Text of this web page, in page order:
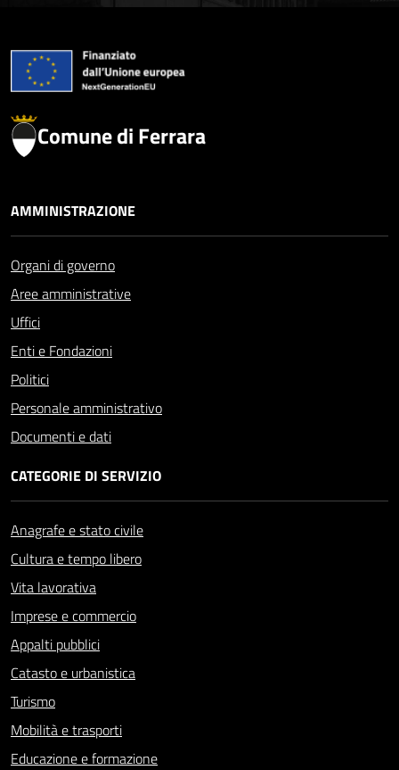
Comune di Ferrara
AMMINISTRAZIONE
Organi di governo
Aree amministrative
Uffici
Enti e Fondazioni
Politici
Personale amministrativo
Documenti e dati
CATEGORIE DI SERVIZIO
Anagrafe e stato civile
Cultura e tempo libero
Vita lavorativa
Imprese e commercio
Appalti pubblici
Catasto e urbanistica
Turismo
Mobilità e trasporti
Educazione e formazione